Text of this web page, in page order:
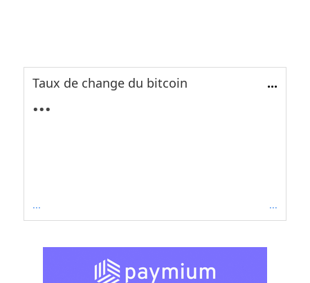
Taux de change du bitcoin ...
...
... ...